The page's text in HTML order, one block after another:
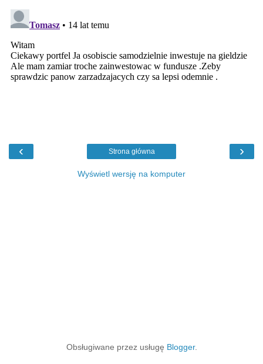
‹ ›
Strona główna
Wyświetl wersję na komputer
Obsługiwane przez usługę Blogger.